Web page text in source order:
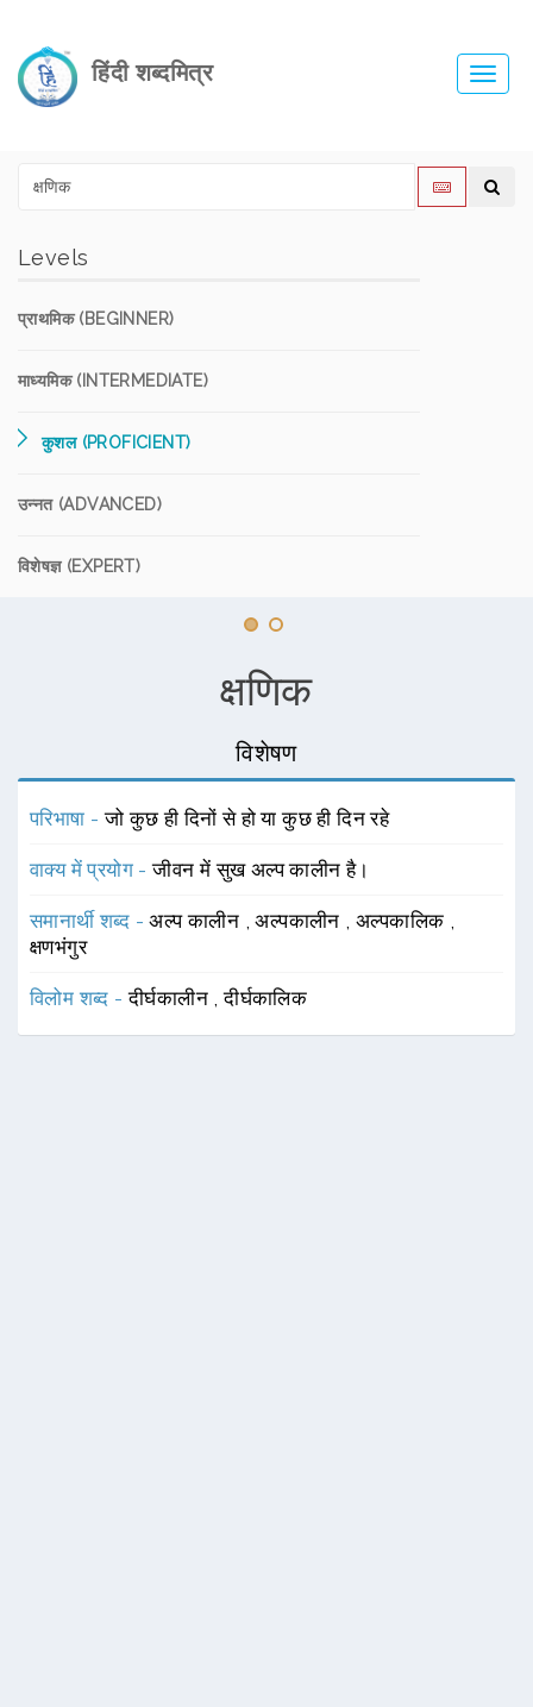
हिंदी शब्दमित्र
Levels
प्राथमिक (BEGINNER)
माध्यमिक (INTERMEDIATE)
कुशल (PROFICIENT)
उन्नत (ADVANCED)
विशेषज्ञ (EXPERT)
क्षणिक
विशेषण
परिभाषा -जो कुछ ही दिनों से हो या कुछ ही दिन रहे
वाक्य में प्रयोग -जीवन में सुख अल्प कालीन है।
समानार्थी शब्द -अल्प कालीन ,अल्पकालीन ,अल्पकालिक ,
क्षणभंगुर
विलोम शब्द -दीर्घकालीन ,दीर्घकालिक